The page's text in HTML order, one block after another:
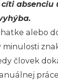
absenciu
alebo
človek